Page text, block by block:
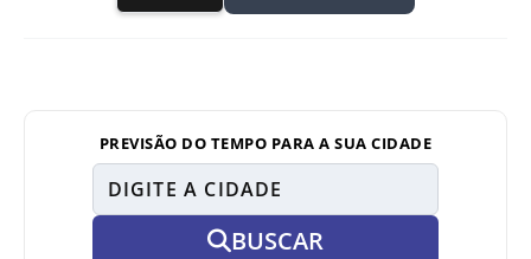
PREVISÃO DO TEMPO PARA A SUA CIDADE
BUSCAR